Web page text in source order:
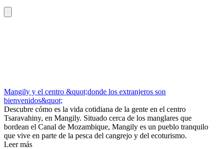
Mangily y el centro &quot;donde los extranjeros son
bienvenidos&quot;
Descubre cómo es la vida cotidiana de la gente en el centro
Tsaravahiny, en Mangily. Situado cerca de los manglares que
bordean el Canal de Mozambique, Mangily es un pueblo tranquilo
que vive en parte de la pesca del cangrejo y del ecoturismo.
Leer más